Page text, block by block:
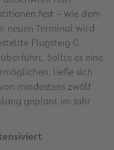
fest – wie dem
neuen Terminal wird
Flugsteig G
Sollte es eine
ließe sich
mindestens zwölf
geplant im Jahr